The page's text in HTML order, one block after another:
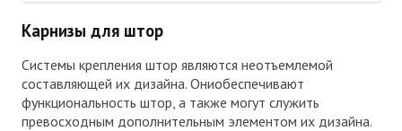
Карнизы для штор
Системы крепления штор являются неотъемлемой
составляющей их дизайна. Ониобеспечивают
функциональность штор, а также могут служить
превосходным дополнительным элементом их дизайна.